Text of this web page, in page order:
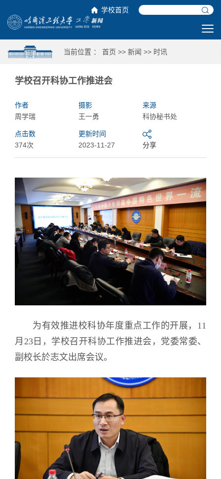
学校首页
当前位置 ： 首页 >> 新闻 >> 时讯
学校召开科协工作推进会
作者
周学瑞
摄影
王一勇
来源
科协秘书处
点击数
374次
更新时间
2023-11-27
分享
为有效推进校科协年度重点工作的开展，11
月23日，学校召开科协工作推进会，党委常委、
副校长於志文出席会议。